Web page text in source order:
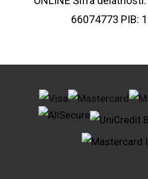
66074773 PIB: